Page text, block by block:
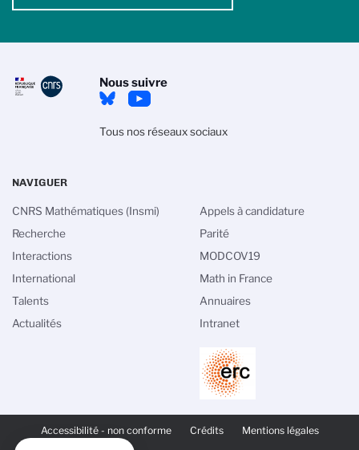
Nous suivre
Tous nos réseaux sociaux
PAGE
Accessibilité - non conforme Crédits Mentions légales
NAVIGUER
CNRS Mathématiques (Insmi)
Recherche
Interactions
International
Talents
Actualités
Appels à candidature
Parité
MODCOV19
Math in France
Annuaires
Intranet